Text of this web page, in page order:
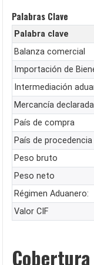
Palabras Clave
Palabra clave
Balanza comercial
Importación de
Intermediación
Mercancía declarada
País de compra
País de procedencia
Peso bruto
Peso neto
Régimen Aduanero:
Valor CIF
Cobertura